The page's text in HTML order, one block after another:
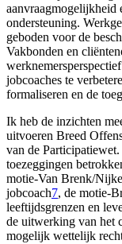
aanvraagmogelijkheid
ondersteuning.
geboden voor de
Vakbonden en
jobcoaches te
formaliseren en de
Ik heb de inzichten
uitvoeren Breed
van de
toezeggingen
motie-Van Brenk/
jobcoach7, de motie-
leeftijdsgrenzen en
de uitwerking van het
mogelijk wettelijk